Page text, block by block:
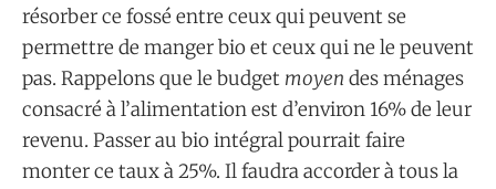
résorber ce fossé entre ceux qui peuvent se
permettre de manger bio et ceux qui ne le peuvent
pas. Rappelons que le budget moyen des ménages
consacré à l’alimentation est d’environ 16% de leur
revenu. Passer au bio intégral pourrait faire
monter ce taux à 25%. Il faudra accorder à tous la